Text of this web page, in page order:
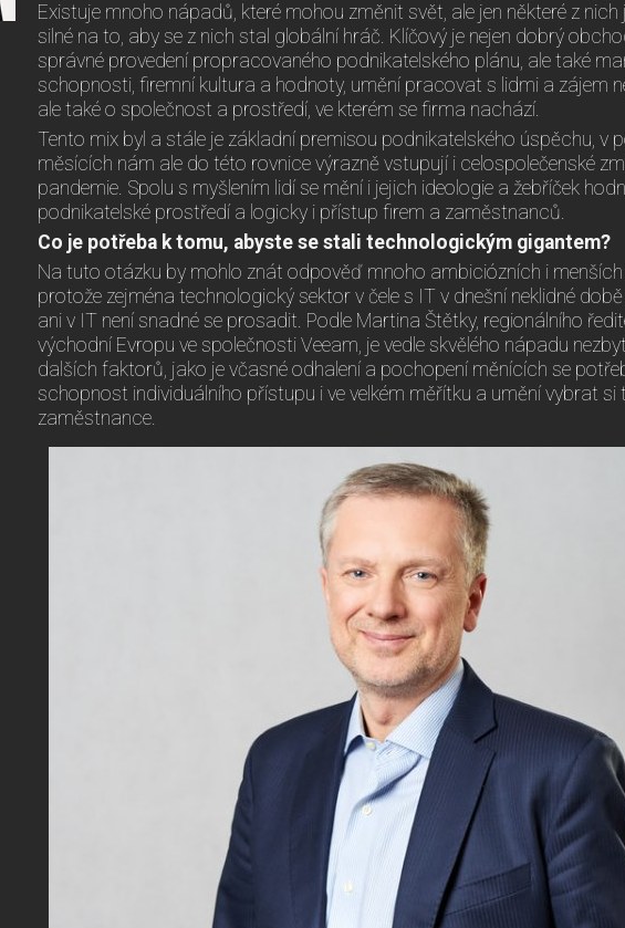
Existuje mnoho nápadů, které mohou změnit svět, ale jen některé z
silné na to, aby se z nich stal globální hráč. Klíčový je nejen dobrý
správné provedení propracovaného podnikatelského plánu, ale také
schopnosti, firemní kultura a hodnoty, umění pracovat s lidmi a zájem
ale také o společnost a prostředí, ve kterém se firma nachází.
Tento mix byl a stále je základní premisou podnikatelského úspěchu, v
měsících nám ale do této rovnice výrazně vstupují i celospolečenské
pandemie. Spolu s myšlením lidí se mění i jejich ideologie a žebříček
podnikatelské prostředí a logicky i přístup firem a zaměstnanců.
Co je potřeba k tomu, abyste se stali technologickým gigantem?
Na tuto otázku by mohlo znát odpověď mnoho ambiciózních i
protože zejména technologický sektor v čele s IT v dnešní neklidné
ani v IT není snadné se prosadit. Podle Martina Štětky, regionálního
východní Evropu ve společnosti Veeam, je vedle skvělého nápadu
dalších faktorů, jako je včasné odhalení a pochopení měnících se
schopnost individuálního přístupu i ve velkém měřítku a umění vybrat si
zaměstnance.